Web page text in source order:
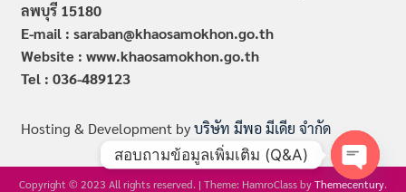
ลพบุรี 15180
E-mail : saraban@khaosamokhon.go.th
Website : www.khaosamokhon.go.th
Tel : 036-489123
Hosting & Development byบริษัท มีพอ มีเดีย จำกัด
Copyright © 2023 All rights reserved. | Theme: HamroClass byThemecentury.
สอบถามข้อมูลเพิ่มเติม (Q&A)
Open